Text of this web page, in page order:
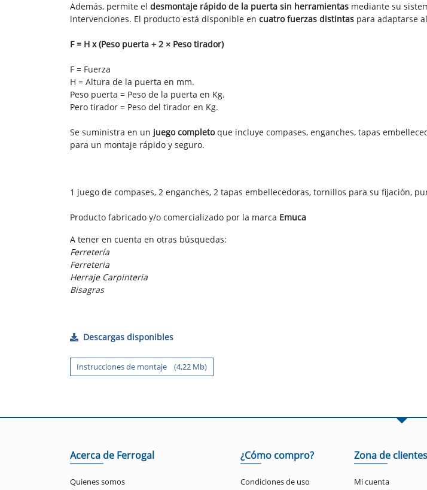
Además, permite el desmontaje rápido de la puerta sin herramientas mediante su
intervenciones. El producto está disponible en cuatro fuerzas distintas para adaptarse
F = H x (Peso puerta + 2 × Peso tirador)
F = Fuerza
H = Altura de la puerta en mm.
Peso puerta = Peso de la puerta en Kg.
Pero tirador = Peso del tirador en Kg.
Se suministra en un juego completoque incluye compases, enganches, tapas
para un montaje rápido y seguro.
1 juego de compases, 2 enganches, 2 tapas embellecedoras, tornillos para su fijación,
Producto fabricado y/o comercializado por la marca Emuca
A tener en cuenta en otras búsquedas:
Ferretería
Ferreteria
Herraje Carpinteria
Bisagras
Descargas disponibles
Instrucciones de montaje (4,22 Mb)
Acerca de Ferrogal
Quienes somos
¿Cómo compro?
Condiciones de uso
Zona de clientes
Mi cuenta